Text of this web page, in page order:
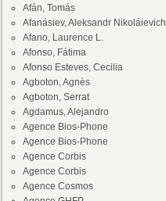
Afán, Tomás
Afanásiev, Aleksandr Nikoláievich
Afano, Laurence L.
Afonso, Fátima
Afonso Esteves, Cecilia
Agboton, Agnès
Agboton, Serrat
Agdamus, Alejandro
Agence Bios-Phone
Agence Bios-Phone
Agence Corbis
Agence Corbis
Agence Cosmos